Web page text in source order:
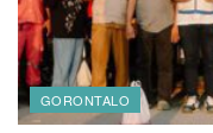
GORONTALO